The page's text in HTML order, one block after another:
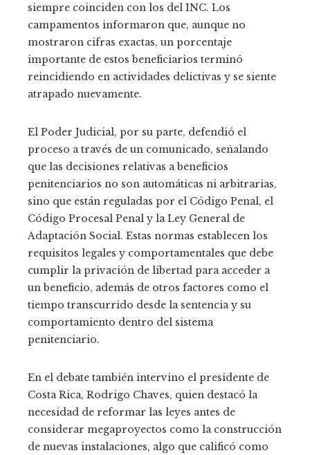
siempre coinciden con los del INC. Los
campamentos informaron que, aunque no
mostraron cifras exactas, un porcentaje
importante de estos beneficiarios terminó
reincidiendo en actividades delictivas y se siente
atrapado nuevamente.
El Poder Judicial, por su parte, defendió el
proceso a través de un comunicado, señalando
que las decisiones relativas a beneficios
penitenciarios no son automáticas ni arbitrarias,
sino que están reguladas por el Código Penal, el
Código Procesal Penal y la Ley General de
Adaptación Social. Estas normas establecen los
requisitos legales y comportamentales que debe
cumplir la privación de libertad para acceder a
un beneficio, además de otros factores como el
tiempo transcurrido desde la sentencia y su
comportamiento dentro del sistema
penitenciario.
En el debate también intervino el presidente de
Costa Rica, Rodrigo Chaves, quien destacó la
necesidad de reformar las leyes antes de
considerar megaproyectos como la construcción
de nuevas instalaciones, algo que calificó como